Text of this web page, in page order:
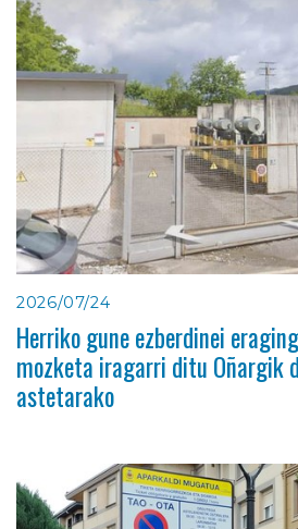
2026/07/24
Herriko gune ezberdinei
mozketa iragarri ditu Oñargik
astetarako